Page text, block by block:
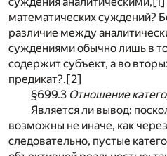
математических суждений?
различие между
суждениями обычно лишь в
содержит субъект, а во
предикат?.[2]
§699.3 Отношение
Является ли вывод:
возможны не иначе, как
следовательно, пустые